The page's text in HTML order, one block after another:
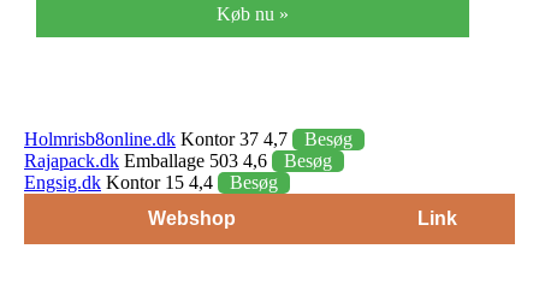
Køb nu »
Holmrisb8online.dk Kontor 37 4,7
Besøg
Rajapack.dk Emballage 503 4,6
Besøg
Engsig.dk Kontor 15 4,4
Besøg
Webshop
Link